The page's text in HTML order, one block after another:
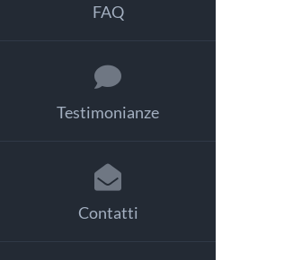
FAQ
Testimonianze
Contatti